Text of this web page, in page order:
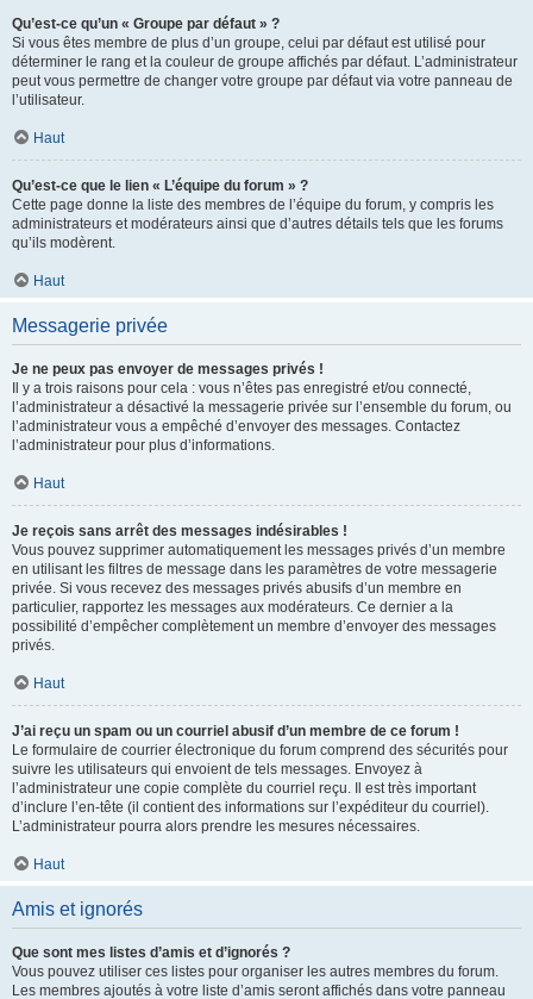
Qu’est-ce qu’un « Groupe par défaut » ?
Si vous êtes membre de plus d’un groupe, celui par défaut est utilisé pour
déterminer le rang et la couleur de groupe affichés par défaut. L’administrateur
peut vous permettre de changer votre groupe par défaut via votre panneau de
l’utilisateur.
Haut
Qu’est-ce que le lien « L’équipe du forum » ?
Cette page donne la liste des membres de l’équipe du forum, y compris les
administrateurs et modérateurs ainsi que d’autres détails tels que les forums
qu’ils modèrent.
Haut
Messagerie privée
Je ne peux pas envoyer de messages privés !
Il y a trois raisons pour cela : vous n’êtes pas enregistré et/ou connecté,
l’administrateur a désactivé la messagerie privée sur l’ensemble du forum, ou
l’administrateur vous a empêché d’envoyer des messages. Contactez
l’administrateur pour plus d’informations.
Haut
Je reçois sans arrêt des messages indésirables !
Vous pouvez supprimer automatiquement les messages privés d’un membre
en utilisant les filtres de message dans les paramètres de votre messagerie
privée. Si vous recevez des messages privés abusifs d’un membre en
particulier, rapportez les messages aux modérateurs. Ce dernier a la
possibilité d’empêcher complètement un membre d’envoyer des messages
privés.
Haut
J’ai reçu un spam ou un courriel abusif d’un membre de ce forum !
Le formulaire de courrier électronique du forum comprend des sécurités pour
suivre les utilisateurs qui envoient de tels messages. Envoyez à
l’administrateur une copie complète du courriel reçu. Il est très important
d’inclure l’en-tête (il contient des informations sur l’expéditeur du courriel).
L’administrateur pourra alors prendre les mesures nécessaires.
Haut
Amis et ignorés
Que sont mes listes d’amis et d’ignorés ?
Vous pouvez utiliser ces listes pour organiser les autres membres du forum.
Les membres ajoutés à votre liste d’amis seront affichés dans votre panneau